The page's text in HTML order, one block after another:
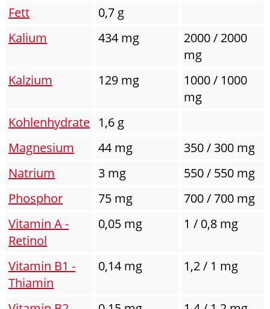
Fett
0,7 g
Kalium
434 mg
2000 / 2000
mg
Kalzium
129 mg
1000 / 1000
mg
Kohlenhydrate 1,6 g
Magnesium
44 mg
350 / 300 mg
Natrium
3 mg
550 / 550 mg
Phosphor
75 mg
700 / 700 mg
Vitamin A -
Retinol
0,05 mg 1 / 0,8 mg
Vitamin B1 -
Thiamin
0,14 mg 1,2 / 1 mg